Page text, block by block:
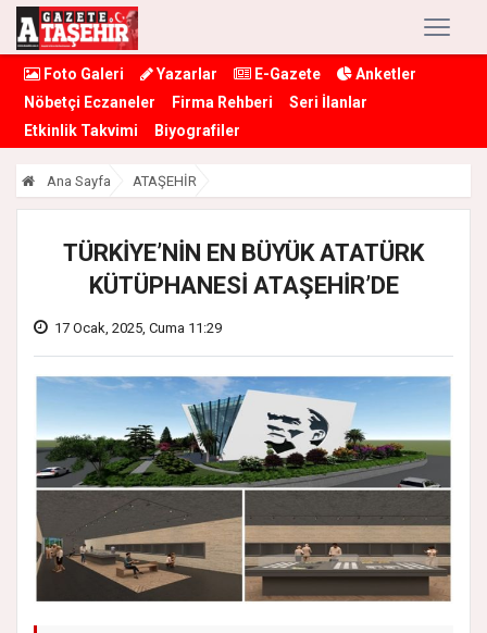
Foto Galeri Yazarlar E-Gazete
Anketler
Nöbetçi Eczaneler
Firma Rehberi
Seri İlanlar
Etkinlik Takvimi
Biyografiler
Ana Sayfa ATAŞEHİR
TÜRKİYE’NİN EN BÜYÜK ATATÜRK
KÜTÜPHANESİ ATAŞEHİR’DE
17 Ocak, 2025, Cuma 11:29